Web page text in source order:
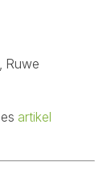
Ruwe
artikel